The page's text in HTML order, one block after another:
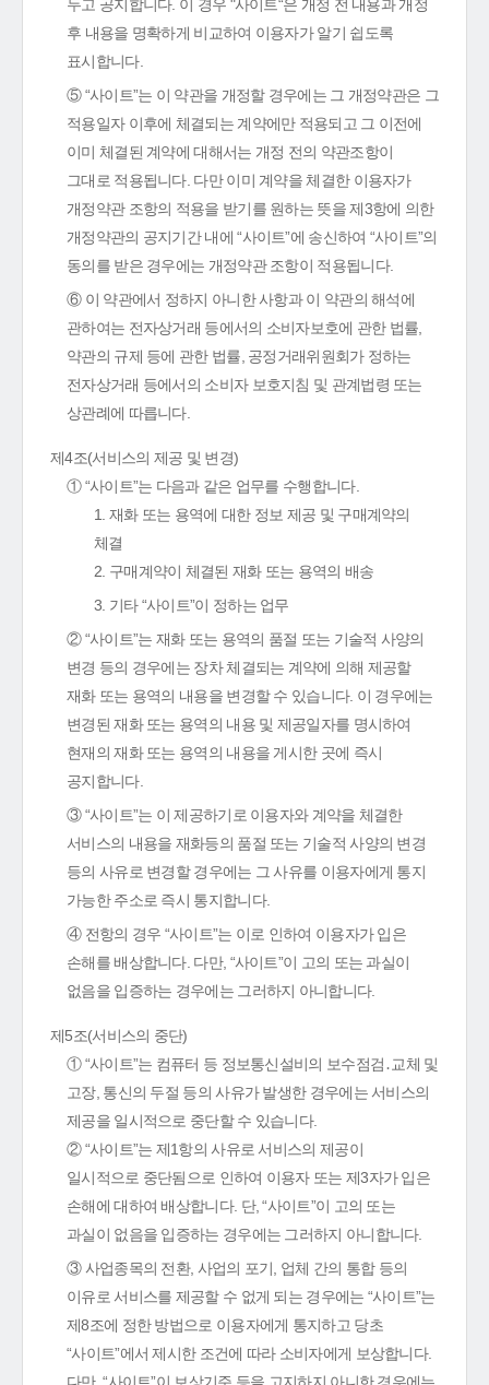
두고 공지합니다. 이 경우 "사이트“은 개정 전 내용과 개정
후 내용을 명확하게 비교하여 이용자가 알기 쉽도록
표시합니다.
⑤ “사이트”는 이 약관을 개정할 경우에는 그 개정약관은 그
적용일자 이후에 체결되는 계약에만 적용되고 그 이전에
이미 체결된 계약에 대해서는 개정 전의 약관조항이
그대로 적용됩니다. 다만 이미 계약을 체결한 이용자가
개정약관 조항의 적용을 받기를 원하는 뜻을 제3항에 의한
개정약관의 공지기간 내에 “사이트”에 송신하여 “사이트”의
동의를 받은 경우에는 개정약관 조항이 적용됩니다.
⑥ 이 약관에서 정하지 아니한 사항과 이 약관의 해석에
관하여는 전자상거래 등에서의 소비자보호에 관한 법률,
약관의 규제 등에 관한 법률, 공정거래위원회가 정하는
전자상거래 등에서의 소비자 보호지침 및 관계법령 또는
상관례에 따릅니다.
제4조(서비스의 제공 및 변경)
① “사이트”는 다음과 같은 업무를 수행합니다.
1. 재화 또는 용역에 대한 정보 제공 및 구매계약의
체결
2. 구매계약이 체결된 재화 또는 용역의 배송
3. 기타 “사이트”이 정하는 업무
② “사이트”는 재화 또는 용역의 품절 또는 기술적 사양의
변경 등의 경우에는 장차 체결되는 계약에 의해 제공할
재화 또는 용역의 내용을 변경할 수 있습니다. 이 경우에는
변경된 재화 또는 용역의 내용 및 제공일자를 명시하여
현재의 재화 또는 용역의 내용을 게시한 곳에 즉시
공지합니다.
③ “사이트”는 이 제공하기로 이용자와 계약을 체결한
서비스의 내용을 재화등의 품절 또는 기술적 사양의 변경
등의 사유로 변경할 경우에는 그 사유를 이용자에게 통지
가능한 주소로 즉시 통지합니다.
④ 전항의 경우 “사이트”는 이로 인하여 이용자가 입은
손해를 배상합니다. 다만, “사이트”이 고의 또는 과실이
없음을 입증하는 경우에는 그러하지 아니합니다.
제5조(서비스의 중단)
① “사이트”는 컴퓨터 등 정보통신설비의 보수점검․교체 및
고장, 통신의 두절 등의 사유가 발생한 경우에는 서비스의
제공을 일시적으로 중단할 수 있습니다.
② “사이트”는 제1항의 사유로 서비스의 제공이
일시적으로 중단됨으로 인하여 이용자 또는 제3자가 입은
손해에 대하여 배상합니다. 단, “사이트”이 고의 또는
과실이 없음을 입증하는 경우에는 그러하지 아니합니다.
③ 사업종목의 전환, 사업의 포기, 업체 간의 통합 등의
이유로 서비스를 제공할 수 없게 되는 경우에는 “사이트”는
제8조에 정한 방법으로 이용자에게 통지하고 당초
“사이트”에서 제시한 조건에 따라 소비자에게 보상합니다.